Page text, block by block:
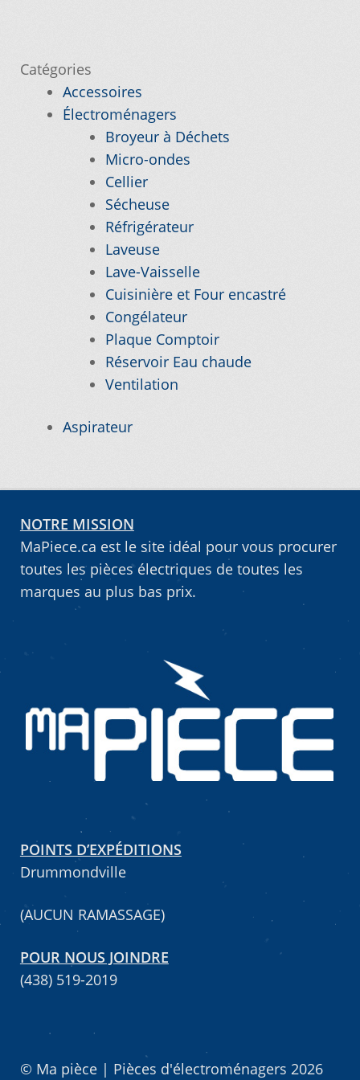
Notre objectif
Pour quel type d’appareil ?
Si vous ne trouvez pas la pièce que vous
cherchez, on l’ajoute pour vous !
Suivez votre commande
Trucs et astuces
Vous ne trouvez pas la pièce sur notre site…
Mettez cette page dans vos favoris!
Catégories
Accessoires
Électroménagers
Broyeur à Déchets
Micro-ondes
Cellier
Sécheuse
Réfrigérateur
Laveuse
Lave-Vaisselle
Cuisinière et Four encastré
Congélateur
Plaque Comptoir
Réservoir Eau chaude
Ventilation
Aspirateur
NOTRE MISSION
MaPiece.ca est le site idéal pour vous procurer
toutes les pièces électriques de toutes les
marques au plus bas prix.
POINTS D’EXPÉDITIONS
Drummondville
(AUCUN RAMASSAGE)
POUR NOUS JOINDRE
(438) 519-2019
© Ma pièce | Pièces d'électroménagers 2026